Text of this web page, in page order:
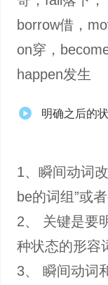
borrow借，
on穿，
happen发生
明确之后的
1、瞬间动词
be的词组”或
2、 关键是要
种状态的形容
3、 瞬间动词